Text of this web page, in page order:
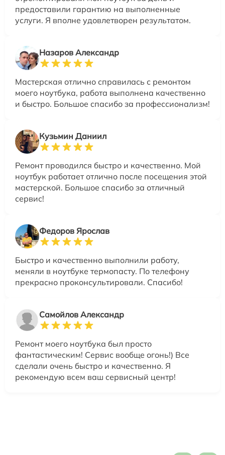
предоставили гарантию на выполненные
услуги. Я вполне удовлетворен результатом.
Назаров Александр
Мастерская отлично справилась с ремонтом
моего ноутбука, работа выполнена качественно
и быстро. Большое спасибо за профессионализм!
Кузьмин Даниил
Ремонт проводился быстро и качественно. Мой
ноутбук работает отлично после посещения этой
мастерской. Большое спасибо за отличный
сервис!
Федоров Ярослав
Быстро и качественно выполнили работу,
меняли в ноутбуке термопасту. По телефону
прекрасно проконсультировали. Спасибо!
Самойлов Александр
Ремонт моего ноутбука был просто
фантастическим! Сервис вообще огонь!) Все
сделали очень быстро и качественно. Я
рекомендую всем ваш сервисный центр!